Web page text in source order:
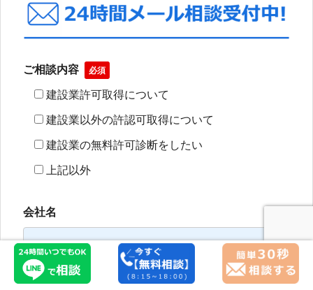
ご相談内容 必須
建設業許可取得について
建設業以外の許認可取得について
建設業の無料許可診断をしたい
上記以外
会社名
氏名 必須